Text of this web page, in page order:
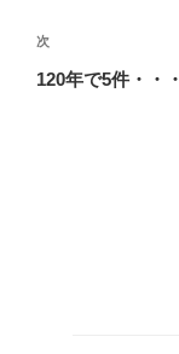
ビ
ゲ
稿
次
の
次
120年で5件・・・